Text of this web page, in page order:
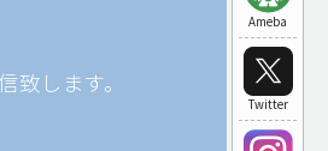
Ameba
Twitter
します。